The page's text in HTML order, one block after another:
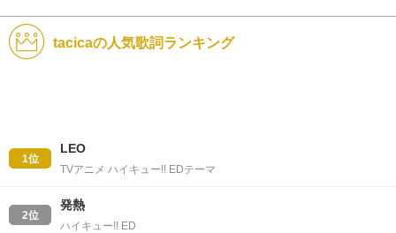
tacicaの人気歌詞ランキング
1位
LEO
TVアニメ ハイキュー!! EDテーマ
2位
発熱
ハイキュー!! ED